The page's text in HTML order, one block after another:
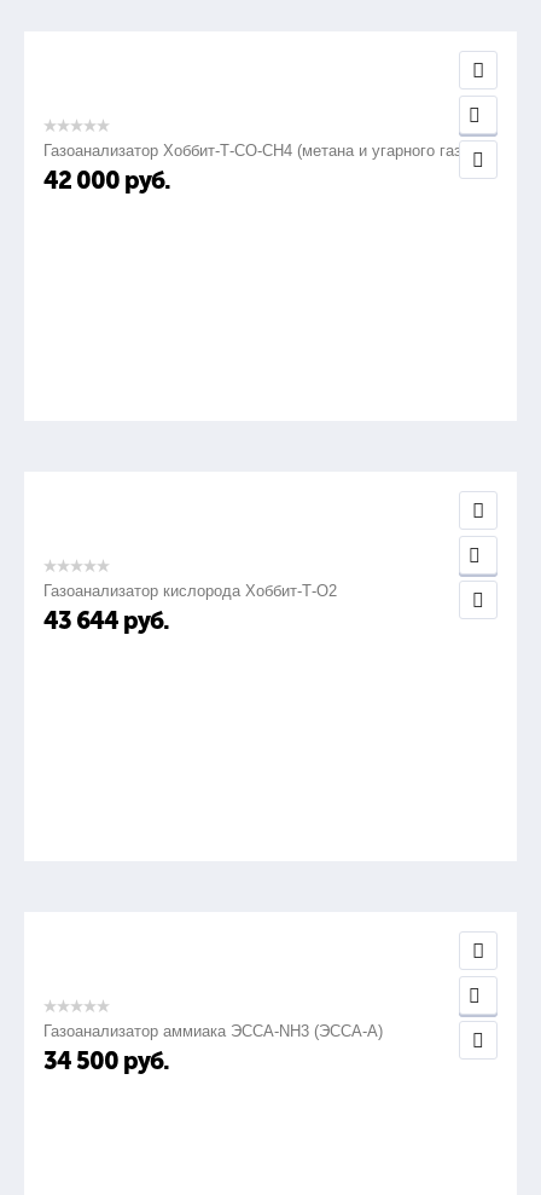
Газоанализатор Хоббит-Т-СО-СН4 (метана и угарного газа)
42 000 руб.
Газоанализатор кислорода Хоббит-Т-О2
43 644 руб.
Газоанализатор аммиака ЭССА-NH3 (ЭССА-А)
34 500 руб.